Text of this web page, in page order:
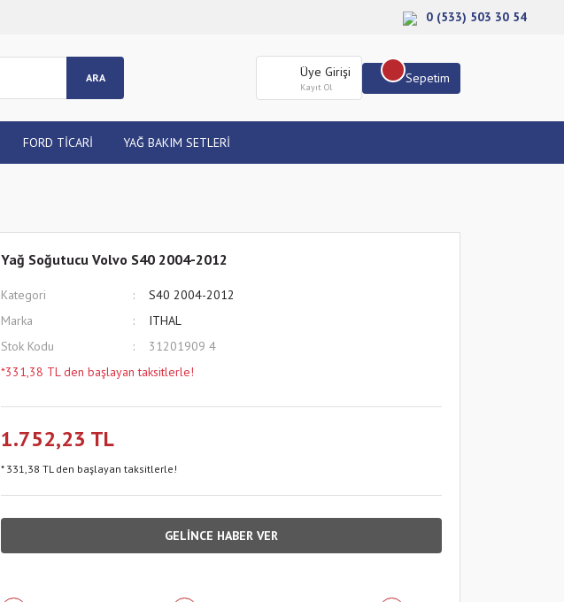
0 (533) 503 30 54
ARA Üye Girişi
Kayıt Ol
Sepetim
FORD TİCARİ YAĞ BAKIM SETLERİ
Yağ Soğutucu Volvo S40 2004-2012
Kategori
S40 2004-2012
Marka
ITHAL
Stok Kodu
31201909 4
*331,38 TL den başlayan taksitlerle!
1.752,23 TL
* 331,38 TL den başlayan taksitlerle!
GELİNCE HABER VER